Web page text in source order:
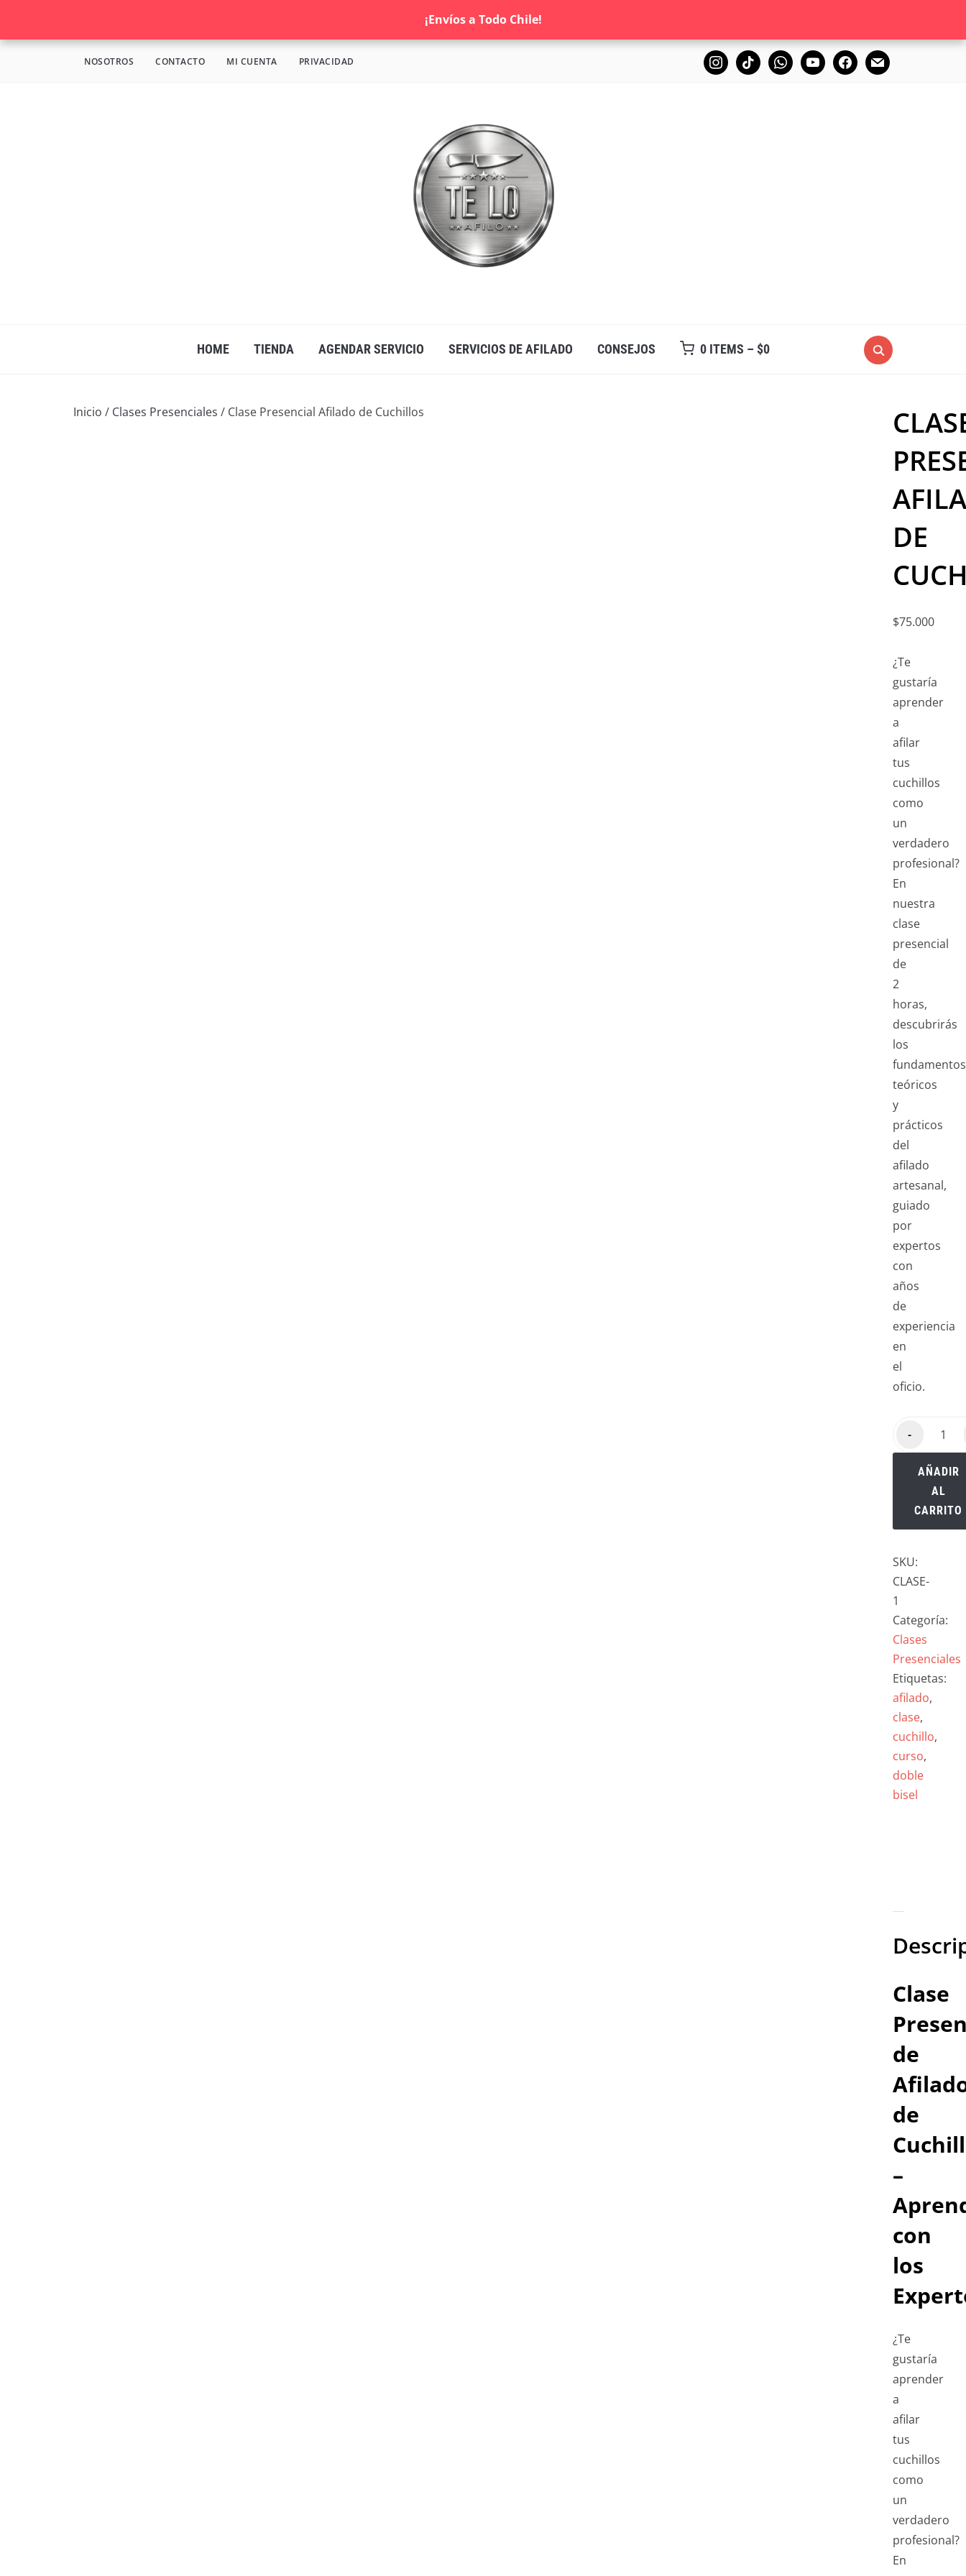
¡Envíos a Todo Chile!
NOSOTROS CONTACTO MI CUENTA PRIVACIDAD
HOME TIENDA AGENDAR SERVICIO SERVICIOS DE AFILADO CONSEJOS 0 ITEMS – $0
Inicio / Clases Presenciales / Clase Presencial Afilado de Cuchillos
DE
$75.000
¿Te
gustaría
aprender
a
afilar
tus
cuchillos
como
un
verdadero
profesional?
En
nuestra
clase
presencial
de
2
horas,
descubrirás
los
fundamentos
teóricos
y
prácticos
del
afilado
artesanal,
guiado
por
expertos
con
años
de
experiencia
en
el
oficio.
-
AÑADIR
AL
CARRITO
SKU:
CLASE-
1
Categoría:
Clases
Presenciales
Etiquetas:
afilado,
clase,
cuchillo,
curso,
doble
bisel
Clase
de
de
–
con
los
¿Te
gustaría
aprender
a
afilar
tus
cuchillos
como
un
verdadero
profesional?
En